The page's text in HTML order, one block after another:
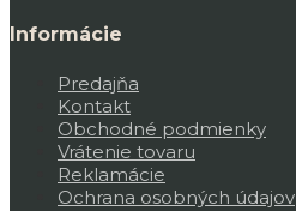
Informácie
Predajňa
Kontakt
Obchodné podmienky
Vrátenie tovaru
Reklamácie
Ochrana osobných údajov